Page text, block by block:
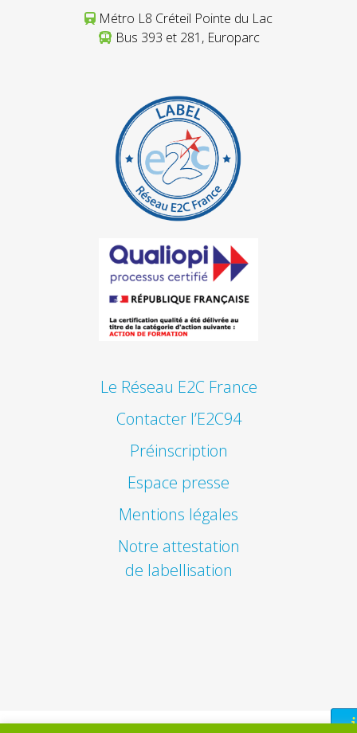
Métro L8 Créteil Pointe du Lac
Bus 393 et 281, Europarc
Le Réseau E2C France
Contacter l’E2C94
Préinscription
Espace presse
Mentions légales
Notre attestation
de labellisation